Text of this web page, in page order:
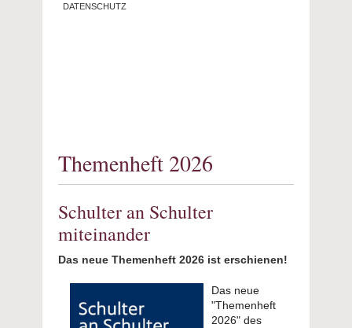
DATENSCHUTZ
Themenheft 2026
Schulter an Schulter
miteinander
Das neue Themenheft 2026 ist erschienen!
Das neue
"Themenheft
2026" des